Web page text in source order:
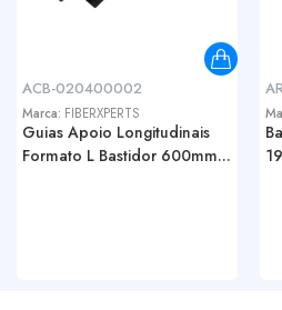
ACB-020400002
Marca: FIBERXPERTS
Guias Apoio Longitudinais
Formato L Bastidor 600mm...